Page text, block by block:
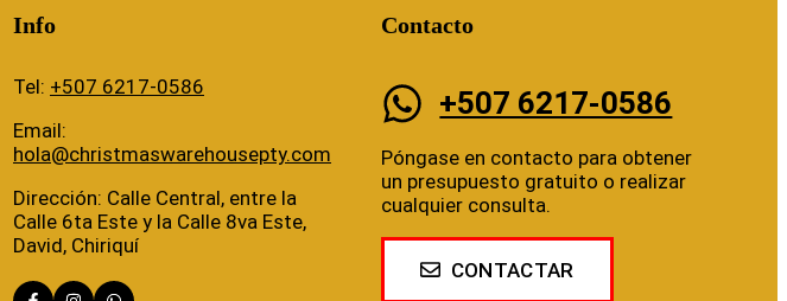
Info
Tel: +507 6217-0586
Email:
hola@christmaswarehousepty.com
Dirección: Calle Central, entre la
Calle 6ta Este y la Calle 8va Este,
David, Chiriquí
Contacto
+507 6217-0586
Póngase en contacto para obtener
un presupuesto gratuito o realizar
cualquier consulta.
CONTACTAR